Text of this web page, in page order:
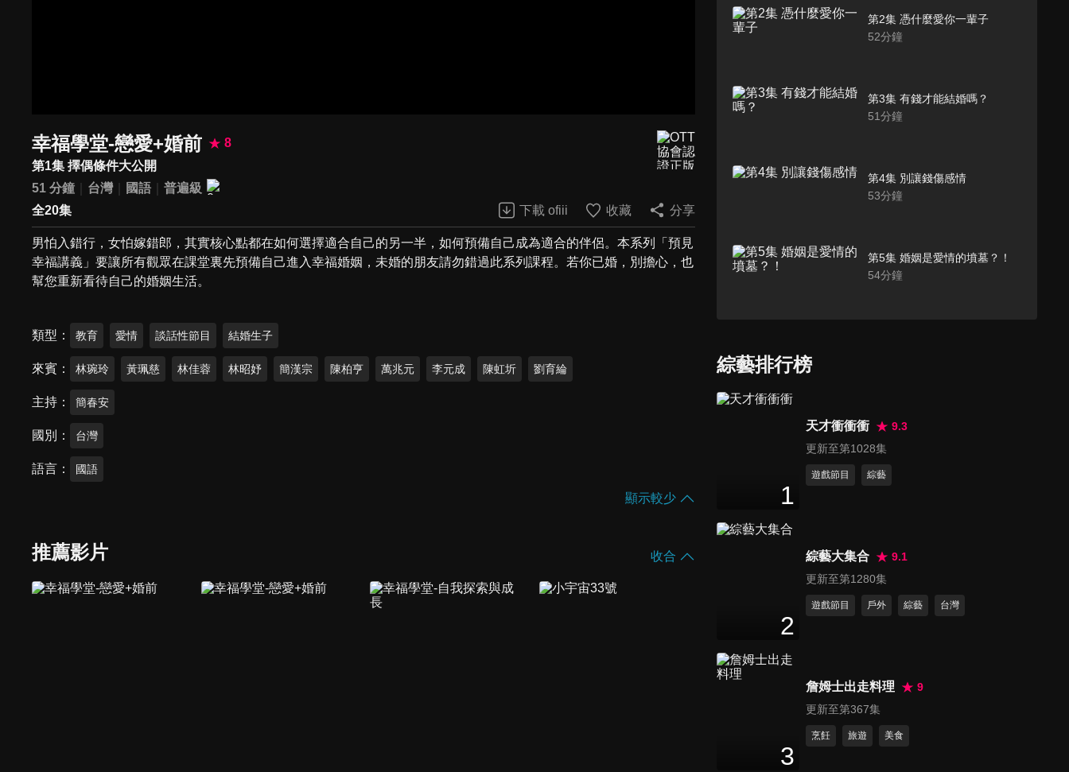
幸福學堂-戀愛+婚前
8
第1集 擇偶條件大公開
51 分鐘
台灣 國語
普遍級
全20集
下載 ofiii 收藏 分享
男怕入錯行，女怕嫁錯郎，其實核心點都在如何選擇適合自己的另一半，如何預備自己成為適合的伴侶。本系列「預見
幸福講義」要讓所有觀眾在課堂裏先預備自己進入幸福婚姻，未婚的朋友請勿錯過此系列課程。若你已婚，別擔心，也
幫您重新看待自己的婚姻生活。
類型 教育 愛情 談話性節目 結婚生子
來賓 林琬玲 黃珮慈 林佳蓉 林昭妤 簡漢宗 陳柏亨 萬兆元 李元成 陳虹圻 劉育綸
主持 簡春安
國別 台灣
語言 國語
顯示較少
推薦影片 收合
第2集 憑什麼愛你一輩子
52分鐘
第3集 有錢才能結婚嗎？
51分鐘
第4集 別讓錢傷感情
53分鐘
第5集 婚姻是愛情的墳墓？！
54分鐘
53分鐘
第9集 個性與幸福有關係？！
第11集 相愛為何還孤單？！
綜藝排行榜
1
天才衝衝衝
9.3
更新至第1028集
遊戲節目 綜藝
2
綜藝大集合
9.1
更新至第1280集
遊戲節目 戶外 綜藝 台灣
3
詹姆士出走料理
9
更新至第367集
烹飪 旅遊 美食